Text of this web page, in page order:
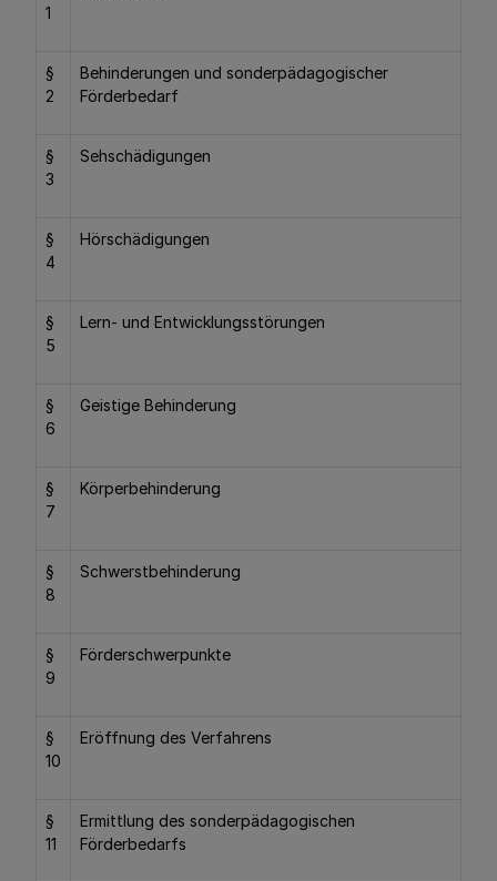
1
§
2
Behinderungen und sonderpädagogischer
Förderbedarf
§
3
Sehschädigungen
§
4
Hörschädigungen
§
5
Lern- und Entwicklungsstörungen
§
6
Geistige Behinderung
§
7
Körperbehinderung
§
8
Schwerstbehinderung
§
9
Förderschwerpunkte
§
10
Eröffnung des Verfahrens
§
11
Ermittlung des sonderpädagogischen
Förderbedarfs